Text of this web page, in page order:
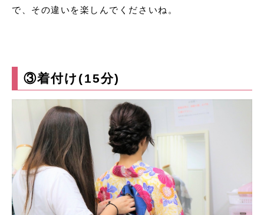
で、その違いを楽しんでくださいね。
③着付け(15分)